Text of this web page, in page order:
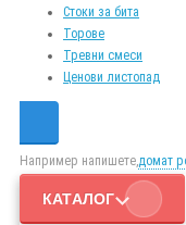
Стоки за бита
Торове
Тревни смеси
Ценови листопад
Например напишете,домат
КАТАЛОГ